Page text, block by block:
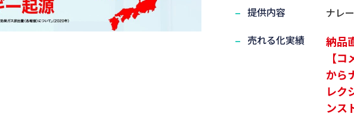
提供内容 ナレ
売れる化実績
納品
【
から
レク
ンス